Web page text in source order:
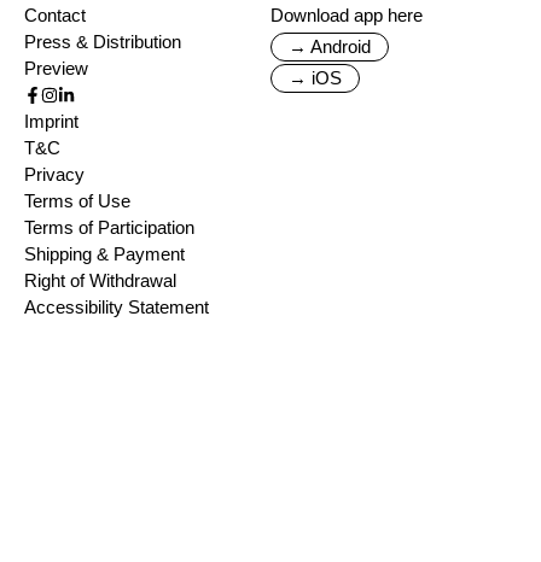
Contact
Press & Distribution
Preview
Download app here
→ Android
→ iOS
Imprint
T&C
Privacy
Terms of Use
Terms of Participation
Shipping & Payment
Right of Withdrawal
Accessibility Statement